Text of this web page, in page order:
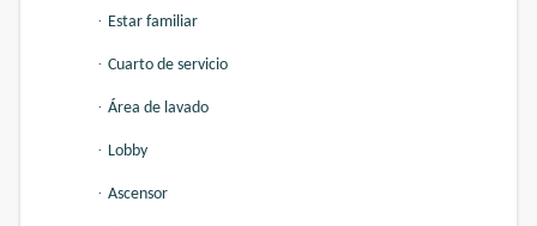
· Estar familiar
· Cuarto de servicio
· Área de lavado
· Lobby
· Ascensor